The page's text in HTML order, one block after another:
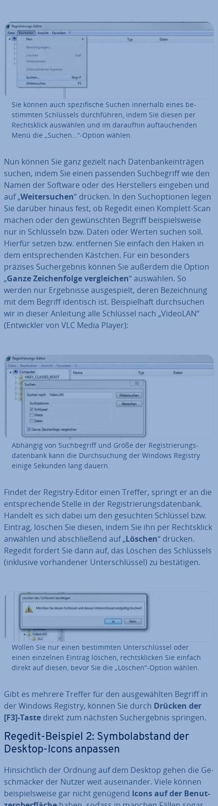
Sie können auch spe­zi­fi­sche Suchen innerhalb eines be­
stimm­ten Schlüs­sels durch­füh­ren, indem Sie diesen per
Rechts­klick auswählen und im daraufhin auf­tau­chen­den
Menü die „Suchen…“-Option wählen.
Nun können Sie ganz gezielt nach Da­ten­bank­ein­trä­gen
suchen, indem Sie einen passenden Such­be­griff wie den
Namen der Software oder des Her­stel­lers eingeben und
auf „Wei­ter­su­chen“ drücken. In den Such­op­tio­nen legen
Sie darüber hinaus fest, ob Regedit einen Komplett-Scan
machen oder den ge­wünsch­ten Begriff bei­spiels­wei­se
nur in Schlüs­seln bzw. Daten oder Werten suchen soll.
Hierfür setzen bzw. entfernen Sie einfach den Haken in
dem ent­spre­chen­den Kästchen. Für ein besonders
präzises Such­ergeb­nis können Sie außerdem die Option
„Ganze Zei­chen­fol­ge ver­glei­chen“ auswählen. So
werden nur Er­geb­nis­se aus­ge­spielt, deren Be­zeich­nung
mit dem Begriff identisch ist. Bei­spiel­haft durch­su­chen
wir in dieser Anleitung alle Schlüssel nach „VideoLAN“
(Ent­wick­ler von VLC Media Player):
Abhängig von Such­be­griff und Größe der Re­gis­trie­rungs­
da­ten­bank kann die Durch­su­chung der Windows Registry
einige Sekunden lang dauern.
Findet der Registry-Editor einen Treffer, springt er an die
ent­spre­chen­de Stelle in der Re­gis­trie­rungs­da­ten­bank.
Handelt es sich dabei um den gesuchten Schlüssel bzw.
Eintrag, löschen Sie diesen, indem Sie ihn per Rechts­klick
anwählen und ab­schlie­ßend auf „Löschen“ drücken.
Regedit fordert Sie dann auf, das Löschen des Schlüs­sels
(inklusive vor­han­de­ner Un­ter­schlüs­sel) zu be­stä­ti­gen.
Wollen Sie nur einen be­stimm­ten Un­ter­schlüs­sel oder
einen einzelnen Eintrag löschen, rechts­kli­cken Sie einfach
direkt auf diesen, bevor Sie die „Löschen“-Option wählen.
Gibt es mehrere Treffer für den aus­ge­wähl­ten Begriff in
der Windows Registry, können Sie durch Drücken der
[F3]-Taste direkt zum nächsten Such­ergeb­nis springen.
Regedit-Beispiel 2: Sym­bol­ab­stand der
Desktop-Icons anpassen
Hin­sicht­lich der Ordnung auf dem Desktop gehen die Ge­
schmä­cker der Nutzer weit aus­ein­an­der. Viele können
bei­spiels­wei­se gar nicht genügend Icons auf der Be­nut­